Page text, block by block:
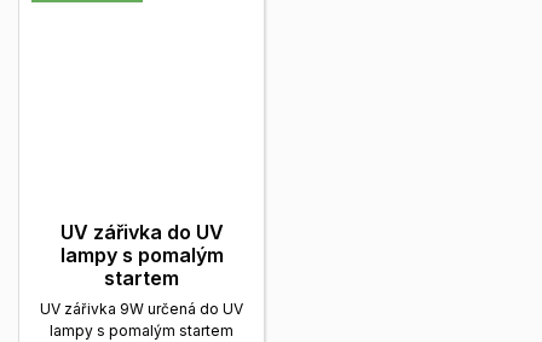
UV zářivka do UV
lampy s pomalým
startem
UV zářivka 9W určená do UV
lampy s pomalým startem